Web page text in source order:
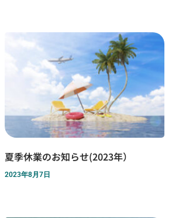
夏季休業のお知らせ(2023年）
2023年8月7日